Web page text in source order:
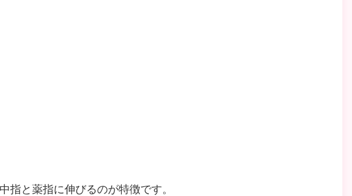
指と薬指に伸びるのが特徴です。